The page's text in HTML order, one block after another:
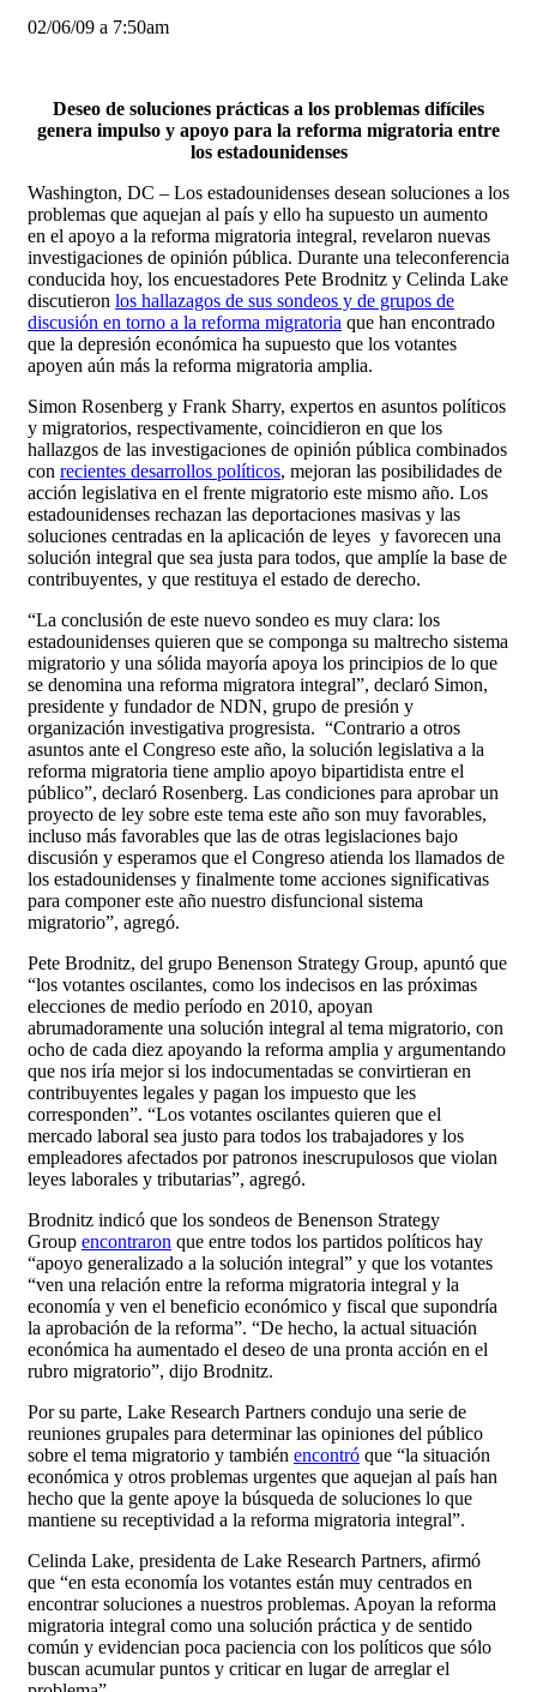
02/06/09 a 7:50am
Deseo de soluciones prácticas a los problemas difíciles
genera impulso y apoyo para la reforma migratoria entre
los estadounidenses
Washington, DC – Los estadounidenses desean soluciones a los
problemas que aquejan al país y ello ha supuesto un aumento
en el apoyo a la reforma migratoria integral, revelaron nuevas
investigaciones de opinión pública. Durante una teleconferencia
conducida hoy, los encuestadores Pete Brodnitz y Celinda Lake
discutieron los hallazagos de sus sondeos y de grupos de
discusión en torno a la reforma migratoria que han encontrado
que la depresión económica ha supuesto que los votantes
apoyen aún más la reforma migratoria amplia.
Simon Rosenberg y Frank Sharry, expertos en asuntos políticos
y migratorios, respectivamente, coincidieron en que los
hallazgos de las investigaciones de opinión pública combinados
con recientes desarrollos políticos, mejoran las posibilidades de
acción legislativa en el frente migratorio este mismo año. Los
estadounidenses rechazan las deportaciones masivas y las
soluciones centradas en la aplicación de leyes y favorecen una
solución integral que sea justa para todos, que amplíe la base de
contribuyentes, y que restituya el estado de derecho.
“La conclusión de este nuevo sondeo es muy clara: los
estadounidenses quieren que se componga su maltrecho sistema
migratorio y una sólida mayoría apoya los principios de lo que
se denomina una reforma migratora integral”, declaró Simon,
presidente y fundador de NDN, grupo de presión y
organización investigativa progresista. “Contrario a otros
asuntos ante el Congreso este año, la solución legislativa a la
reforma migratoria tiene amplio apoyo bipartidista entre el
público”, declaró Rosenberg. Las condiciones para aprobar un
proyecto de ley sobre este tema este año son muy favorables,
incluso más favorables que las de otras legislaciones bajo
discusión y esperamos que el Congreso atienda los llamados de
los estadounidenses y finalmente tome acciones significativas
para componer este año nuestro disfuncional sistema
migratorio”, agregó.
Pete Brodnitz, del grupo Benenson Strategy Group, apuntó que
“los votantes oscilantes, como los indecisos en las próximas
elecciones de medio período en 2010, apoyan
abrumadoramente una solución integral al tema migratorio, con
ocho de cada diez apoyando la reforma amplia y argumentando
que nos iría mejor si los indocumentadas se convirtieran en
contribuyentes legales y pagan los impuesto que les
corresponden”. “Los votantes oscilantes quieren que el
mercado laboral sea justo para todos los trabajadores y los
empleadores afectados por patronos inescrupulosos que violan
leyes laborales y tributarias”, agregó.
Brodnitz indicó que los sondeos de Benenson Strategy
Group encontraron que entre todos los partidos políticos hay
“apoyo generalizado a la solución integral” y que los votantes
“ven una relación entre la reforma migratoria integral y la
economía y ven el beneficio económico y fiscal que supondría
la aprobación de la reforma”. “De hecho, la actual situación
económica ha aumentado el deseo de una pronta acción en el
rubro migratorio”, dijo Brodnitz.
Por su parte, Lake Research Partners condujo una serie de
reuniones grupales para determinar las opiniones del público
sobre el tema migratorio y también encontró que “la situación
económica y otros problemas urgentes que aquejan al país han
hecho que la gente apoye la búsqueda de soluciones lo que
mantiene su receptividad a la reforma migratoria integral”.
Celinda Lake, presidenta de Lake Research Partners, afirmó
que “en esta economía los votantes están muy centrados en
encontrar soluciones a nuestros problemas. Apoyan la reforma
migratoria integral como una solución práctica y de sentido
común y evidencian poca paciencia con los políticos que sólo
buscan acumular puntos y criticar en lugar de arreglar el